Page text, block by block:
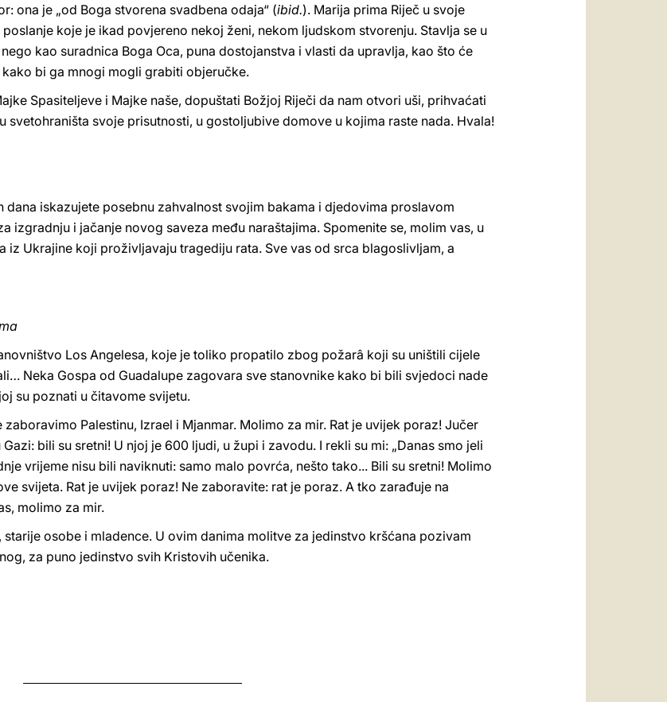
ona je „od Boga stvorena svadbena odaja“ (ibid.). Marija prima Riječ u svoje
koje je ikad povjereno nekoj ženi, nekom ljudskom stvorenju. Stavlja se u
kao suradnica Boga Oca, puna dostojanstva i vlasti da upravlja, kao što će
bi ga mnogi mogli grabiti objeručke.
Spasiteljeve i Majke naše, dopuštati Božjoj Riječi da nam otvori uši, prihvaćati
svetohraništa svoje prisutnosti, u gostoljubive domove u kojima raste nada. Hvala!
iskazujete posebnu zahvalnost svojim bakama i djedovima proslavom
izgradnju i jačanje novog saveza među naraštajima. Spomenite se, molim vas, u
iz Ukrajine koji proživljavaju tragediju rata. Sve vas od srca blagoslivljam, a
Los Angelesa, koje je toliko propatilo zbog požarâ koji su uništili cijele
Neka Gospa od Guadalupe zagovara sve stanovnike kako bi bili svjedoci nade
su poznati u čitavome svijetu.
Palestinu, Izrael i Mjanmar. Molimo za mir. Rat je uvijek poraz! Jučer
bili su sretni! U njoj je 600 ljudi, u župi i zavodu. I rekli su mi: „Danas smo jeli
vrijeme nisu bili naviknuti: samo malo povrća, nešto tako... Bili su sretni! Molimo
svijeta. Rat je uvijek poraz! Ne zaboravite: rat je poraz. A tko zarađuje na
molimo za mir.
osobe i mladence. U ovim danima molitve za jedinstvo kršćana pozivam
za puno jedinstvo svih Kristovih učenika.